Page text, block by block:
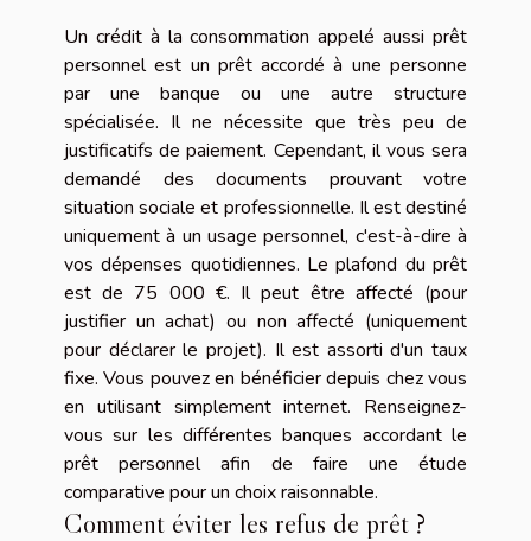
Un crédit à la consommation appelé aussi prêt
personnel est un prêt accordé à une personne
par une banque ou une autre structure
spécialisée. Il ne nécessite que très peu de
justificatifs de paiement. Cependant, il vous sera
demandé des documents prouvant votre
situation sociale et professionnelle. Il est destiné
uniquement à un usage personnel, c'est-à-dire à
vos dépenses quotidiennes. Le plafond du prêt
est de 75 000 €. Il peut être affecté (pour
justifier un achat) ou non affecté (uniquement
pour déclarer le projet). Il est assorti d'un taux
fixe. Vous pouvez en bénéficier depuis chez vous
en utilisant simplement internet. Renseignez-
vous sur les différentes banques accordant le
prêt personnel afin de faire une étude
comparative pour un choix raisonnable.
Comment éviter les refus de prêt ?